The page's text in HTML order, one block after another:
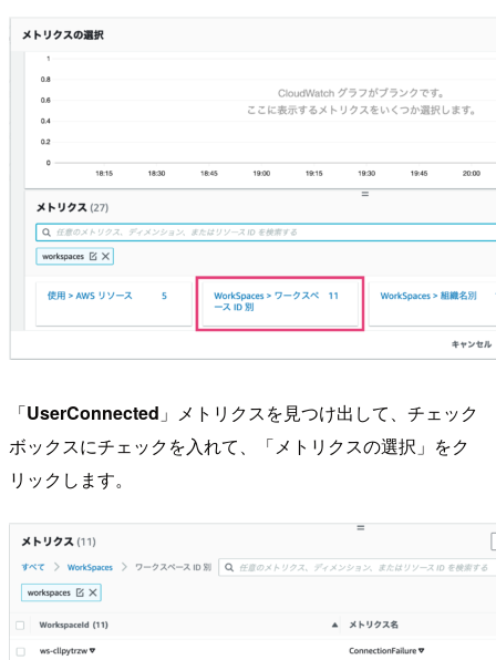
「UserConnected 」メトリクスを見つけ出して、チェック
ボックスにチェックを入れて、「メトリクスの選択」をク
リックします。